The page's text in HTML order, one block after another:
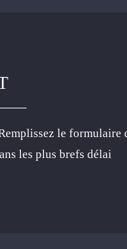
le formulaire
les plus brefs délai